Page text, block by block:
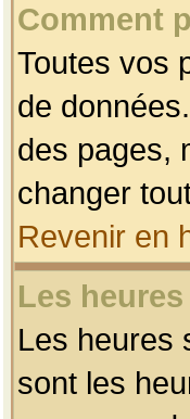
Comment
Toutes vos
de
des pages,
changer
Revenir en
Les
Les heures
sont les